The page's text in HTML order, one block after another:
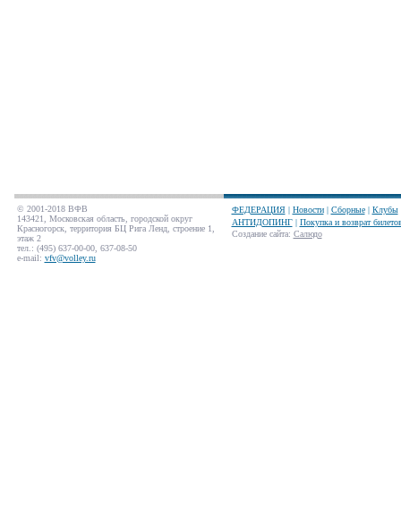
© 2001-2018 ВФВ
143421, Московская область, городской округ
Красногорск, территория БЦ Рига Ленд, строение 1,
этаж 2
тел.: (495) 637-00-00, 637-08-50
e-mail: vfv@volley.ru
ФЕДЕРАЦИЯ| Новости| Сборные| Клубы
АНТИДОПИНГ| Покупка и возврат
Создание сайта: Салюдо